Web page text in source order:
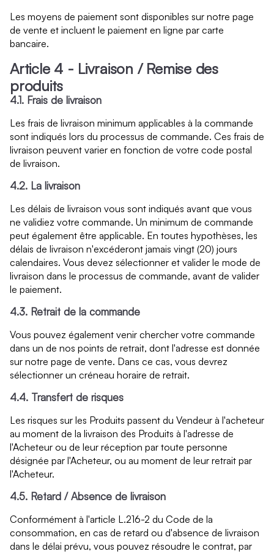
Les moyens de paiement sont disponibles sur notre page
de vente et incluent le paiement en ligne par carte
bancaire.
Article 4 - Livraison / Remise des
produits
4.1. Frais de livraison
Les frais de livraison minimum applicables à la commande
sont indiqués lors du processus de commande. Ces frais de
livraison peuvent varier en fonction de votre code postal
de livraison.
4.2. La livraison
Les délais de livraison vous sont indiqués avant que vous
ne validiez votre commande. Un minimum de commande
peut également être applicable. En toutes hypothèses, les
délais de livraison n'excéderont jamais vingt (20) jours
calendaires. Vous devez sélectionner et valider le mode de
livraison dans le processus de commande, avant de valider
le paiement.
4.3. Retrait de la commande
Vous pouvez également venir chercher votre commande
dans un de nos points de retrait, dont l'adresse est donnée
sur notre page de vente. Dans ce cas, vous devrez
sélectionner un créneau horaire de retrait.
4.4. Transfert de risques
Les risques sur les Produits passent du Vendeur à l'acheteur
au moment de la livraison des Produits à l'adresse de
l'Acheteur ou de leur réception par toute personne
désignée par l'Acheteur, ou au moment de leur retrait par
l'Acheteur.
4.5. Retard / Absence de livraison
Conformément à l'article L.216-2 du Code de la
consommation, en cas de retard ou d'absence de livraison
dans le délai prévu, vous pouvez résoudre le contrat, par